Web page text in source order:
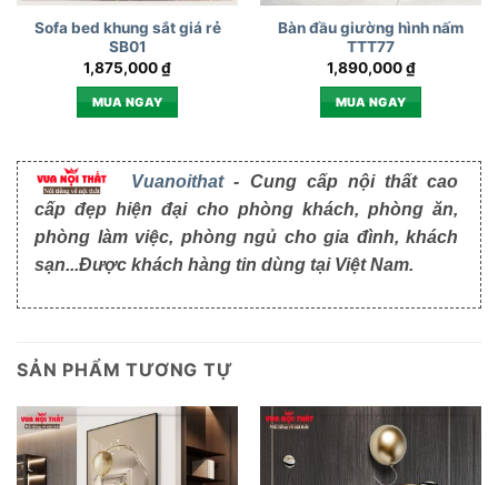
Sofa bed khung sắt giá rẻ
SB01
1,875,000₫
MUA NGAY
Bàn đầu giường hình nấm
TTT77
1,890,000₫
MUA NGAY
Vuanoithat- Cung cấp nội thất cao
cấp đẹp hiện đại cho phòng khách, phòng ăn,
phòng làm việc, phòng ngủ cho gia đình, khách
sạn...Được khách hàng tin dùng tại Việt Nam.
SẢN PHẨM TƯƠNG TỰ